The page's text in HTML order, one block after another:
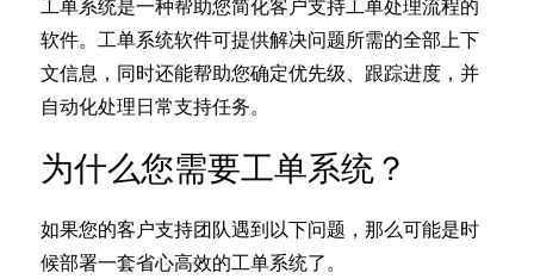
工单系统是一种帮助您简化客户支持工单处理流程的
软件。工单系统软件可提供解决问题所需的全部上下
文信息，同时还能帮助您确定优先级、跟踪进度，并
自动化处理日常支持任务。
为什么您需要工单系统？
如果您的客户支持团队遇到以下问题，那么可能是时
候部署一套省心高效的工单系统了。